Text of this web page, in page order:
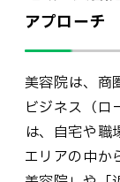
アプローチ
美容院は、商
ビジネス（ロ
は、自宅や職
エリアの中か